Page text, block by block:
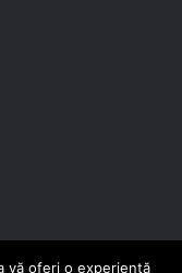
vă oferi o experiență